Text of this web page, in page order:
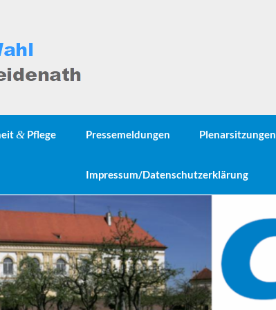
& Pflege Pressemeldungen Plenarsitzungen
Impressum/Datenschutzerklärung